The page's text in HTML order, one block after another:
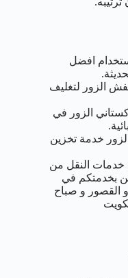
افضل
الزور لتغليف
الزور في
خدمة تخزين
خدمات النقل من
بخدمتكم في
و القصور و صباح